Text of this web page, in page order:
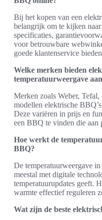
Bij het kopen van een
belangrijk om te kijken
specificaties,
voor betrouwbare
goede klantenservice
Welke merken bieden
temperatuurweergave
Merken zoals Weber,
modellen elektrische
Deze variëren in prijs en
een BBQ te vinden die aan
Hoe werkt de
BBQ?
De temperatuurweergave
meestal met digitale
temperatuurupdates geeft.
warmte effectief reguleren
Wat zijn de beste